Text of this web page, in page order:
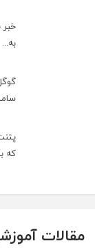
به‌...
که
مقالات